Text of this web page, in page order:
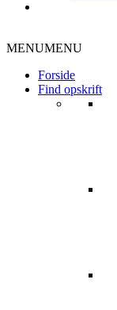
MENUMENU
Forside
Find opskrift